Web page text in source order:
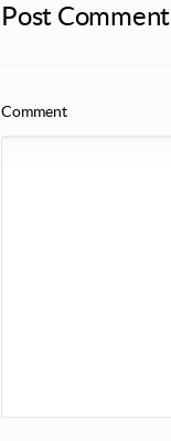
Post Comment
Comment